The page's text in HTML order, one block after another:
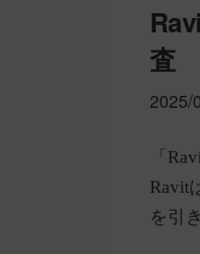
査
2025/
「
Ravit
を引